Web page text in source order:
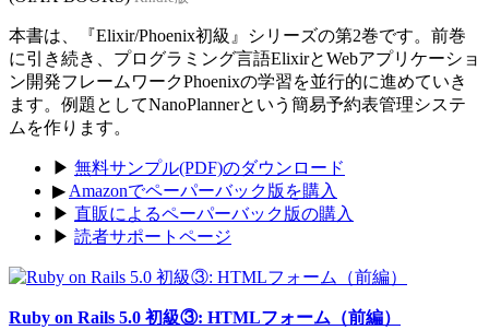
本書は、『Elixir/Phoenix初級』シリーズの第2巻です。前巻
に引き続き、プログラミング言語ElixirとWebアプリケーショ
ン開発フレームワークPhoenixの学習を並行的に進めていき
ます。例題としてNanoPlannerという簡易予約表管理システ
ムを作ります。
▶ 無料サンプル(PDF)のダウンロード
▶ Amazonでペーパーバック版を購入
▶ 直販によるペーパーバック版の購入
▶ 読者サポートページ
Ruby on Rails 5.0 初級③: HTMLフォーム（前編）